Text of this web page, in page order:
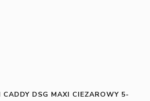
CADDY DSG MAXI CIEZAROWY 5-